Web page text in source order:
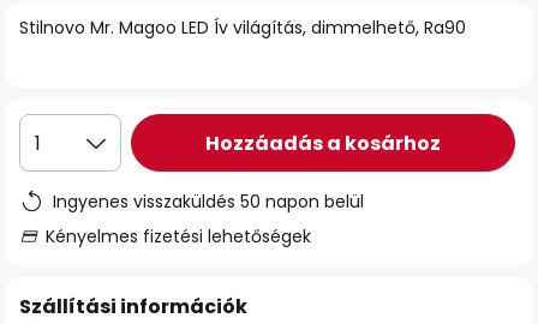
Stilnovo Mr. Magoo LED Ív világítás, dimmelhető, Ra90
1 Hozzáadás a kosárhoz
Ingyenes visszaküldés 50 napon belül
Kényelmes fizetési lehetőségek
Szállítási információk